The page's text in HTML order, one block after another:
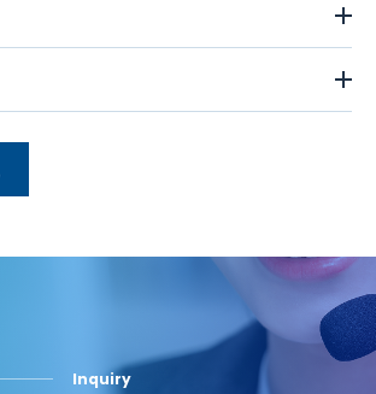
Inquiry